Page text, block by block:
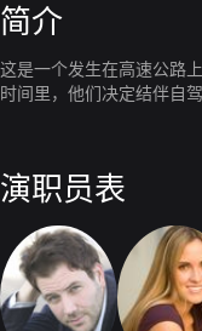
简介
这是一个发生在高速公路
时间里，他们决定结伴自
演职员表